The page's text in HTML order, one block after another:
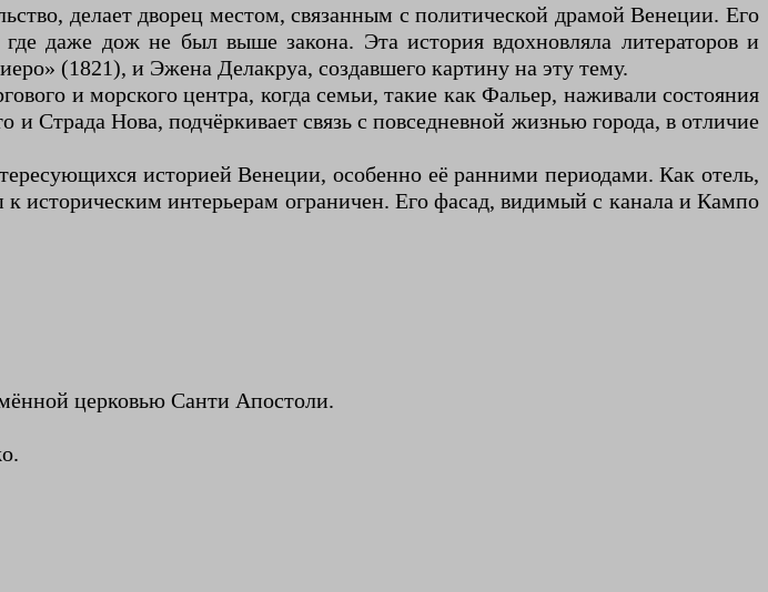
делает дворец местом, связанным с политической драмой Венеции. Его
даже дож не был выше закона. Эта история вдохновляла литераторов и
(1821), и Эжена Делакруа, создавшего картину на эту тему.
и морского центра, когда семьи, такие как Фальер, наживали состояния
Страда Нова, подчёркивает связь с повседневной жизнью города, в отличие
историей Венеции, особенно её ранними периодами. Как отель,
историческим интерьерам ограничен. Его фасад, видимый с канала и Кампо
церковью Санти Апостоли.